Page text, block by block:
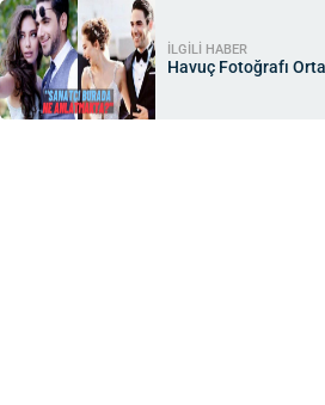
İLGİLİ HABER
Havuç Fotoğrafı